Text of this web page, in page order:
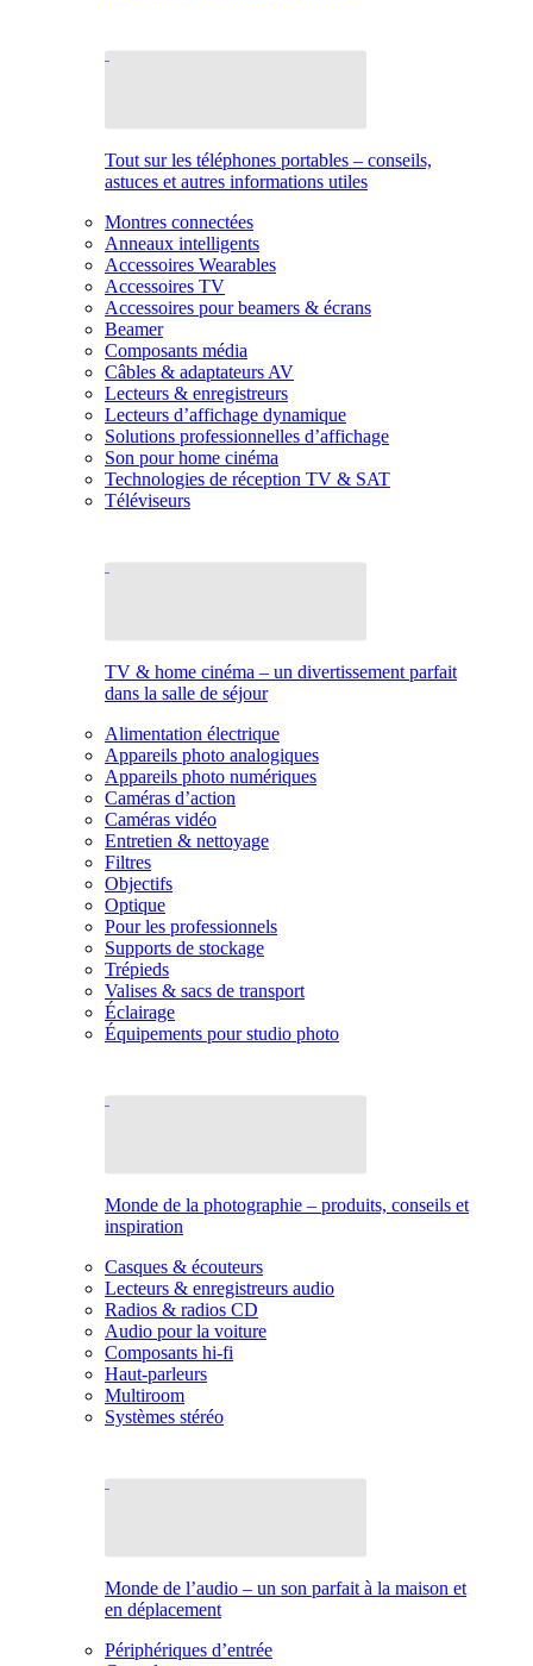
Tout sur les téléphones portables – conseils,
astuces et autres informations utiles
Montres connectées
Anneaux intelligents
Accessoires Wearables
Accessoires TV
Accessoires pour beamers & écrans
Beamer
Composants média
Câbles & adaptateurs AV
Lecteurs & enregistreurs
Lecteurs d’affichage dynamique
Solutions professionnelles d’affichage
Son pour home cinéma
Technologies de réception TV & SAT
Téléviseurs
TV & home cinéma – un divertissement parfait
dans la salle de séjour
Alimentation électrique
Appareils photo analogiques
Appareils photo numériques
Caméras d’action
Caméras vidéo
Entretien & nettoyage
Filtres
Objectifs
Optique
Pour les professionnels
Supports de stockage
Trépieds
Valises & sacs de transport
Éclairage
Équipements pour studio photo
Monde de la photographie – produits, conseils et
inspiration
Casques & écouteurs
Lecteurs & enregistreurs audio
Radios & radios CD
Audio pour la voiture
Composants hi-fi
Haut-parleurs
Multiroom
Systèmes stéréo
Monde de l’audio – un son parfait à la maison et
en déplacement
Périphériques d’entrée